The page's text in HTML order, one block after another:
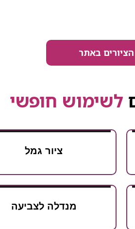
באתר
לשימוש חופשי
ציור גמל
מנדלה לצביעה